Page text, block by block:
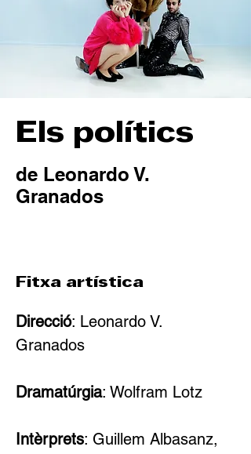
Els polítics
de Leonardo V.
Granados
Fitxa artística
Direcció: Leonardo V.
Granados
Dramatúrgia: Wolfram Lotz
Intèrprets: Guillem Albasanz,